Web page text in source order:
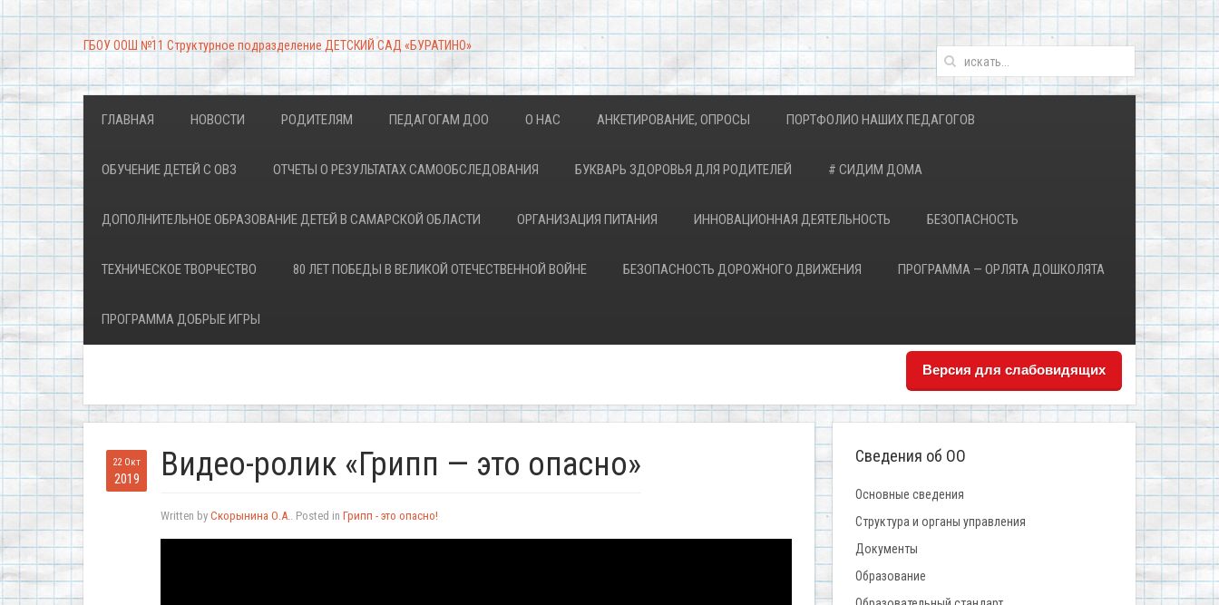
ГБОУ ООШ №11 Структурное подразделение ДЕТСКИЙ САД «БУРАТИНО»
ГЛАВНАЯ НОВОСТИ РОДИТЕЛЯМ ПЕДАГОГАМ ДОО О НАС АНКЕТИРОВАНИЕ, ОПРОСЫ ПОРТФОЛИО НАШИХ ПЕДАГОГОВ
ОБУЧЕНИЕ ДЕТЕЙ С ОВЗ ОТЧЕТЫ О РЕЗУЛЬТАТАХ САМООБСЛЕДОВАНИЯ БУКВАРЬ ЗДОРОВЬЯ ДЛЯ РОДИТЕЛЕЙ # СИДИМ ДОМА
ДОПОЛНИТЕЛЬНОЕ ОБРАЗОВАНИЕ ДЕТЕЙ В САМАРСКОЙ ОБЛАСТИ ОРГАНИЗАЦИЯ ПИТАНИЯ ИННОВАЦИОННАЯ ДЕЯТЕЛЬНОСТЬ БЕЗОПАСНОСТЬ
ТЕХНИЧЕСКОЕ ТВОРЧЕСТВО 80 ЛЕТ ПОБЕДЫ В ВЕЛИКОЙ ОТЕЧЕСТВЕННОЙ ВОЙНЕ БЕЗОПАСНОСТЬ ДОРОЖНОГО ДВИЖЕНИЯ ПРОГРАММА — ОРЛЯТА ДОШКОЛЯТА
ПРОГРАММА ДОБРЫЕ ИГРЫ
Версия для слабовидящих
22 Окт
2019 Видео-ролик «Грипп — это опасно»
Written by Скорынина О.А.. Posted in Грипп - это опасно!
Сведения об ОО
Основные сведения
Структура и органы управления
Документы
Образование